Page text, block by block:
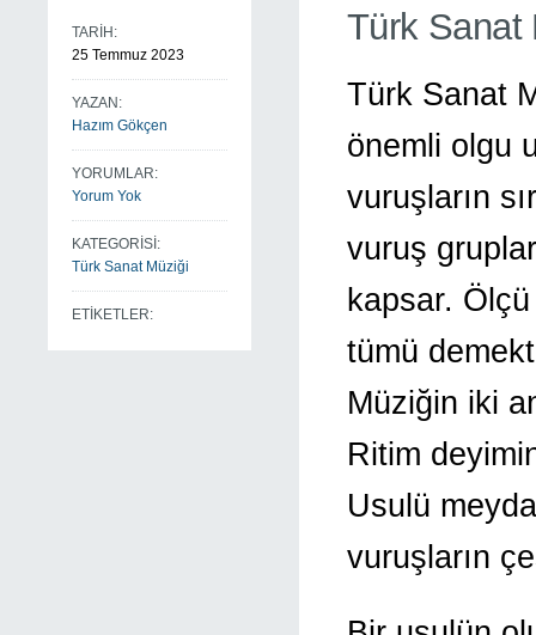
TARİH:
25 Temmuz 2023
YAZAN:
Hazım Gökçen
YORUMLAR:
Yorum Yok
KATEGORİSİ:
Türk Sanat Müziği
ETİKETLER:
Türk Sanat
Türk Sanat
önemli olgu
vuruşların
vuruş
kapsar.
tümü
Müziğin iki
Ritim
Usulü
vuruşların